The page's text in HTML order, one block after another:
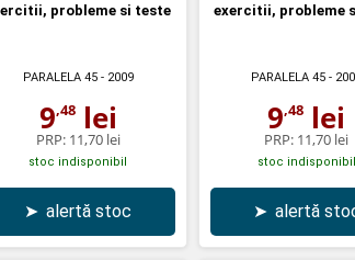
probleme si teste
PARALELA 45- 2009
9,48lei
PRP: 11,70 lei
stoc indisponibil
➤ alertă stoc
exercitii, probleme
PARALELA 45 -
9,48 lei
PRP: 11,70 lei
stoc indisponibil
➤ alertă